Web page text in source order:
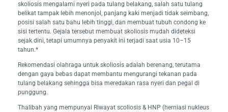
skoliosis mengalami nyeri pada tulang belakang, salah satu tulang
belikat tampak lebih menonjol, panjang kaki menjadi tidak seimbang,
posisi salah satu bahu lebih tinggi, dan membuat tubuh condong ke
sisi tertentu. Gejala tersebut membuat skoliosis mudah dideteksi
sejak dini, tetapi umumnya penyakit ini terjadi saat usia 10–15
tahun.*
Rekomendasi olahraga untuk skoliosis adalah berenang, terutama
dengan gaya bebas dapat membantu mengurangi tekanan pada
tulang belakang sehingga bisa meredakan rasa nyeri dan pegal di
punggung.
Thalibah yang mempunyai Riwayat scoliosis & HNP (herniasi nukleus